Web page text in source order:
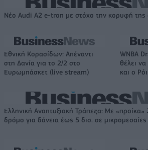
Νέο Audi A2 e-tron με στόχο την κορυφή της
Εθνική Κορασίδων: Απέναντι
στη Δανία για το 2/2 στο
Ευρωμπάσκετ (live stream)
WNBA
θέλει
και ο
Ελληνική Αναπτυξιακή Τράπεζα: Με «προίκα»
δρόμο για δάνεια έως 5 δισ. σε μικρομεσαίες